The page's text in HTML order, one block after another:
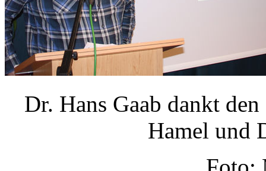
Dr. Hans Gaab dankt
Hamel und